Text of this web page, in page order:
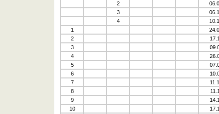
2
3
4
1
2
3
4
5
6
7
8
9
10